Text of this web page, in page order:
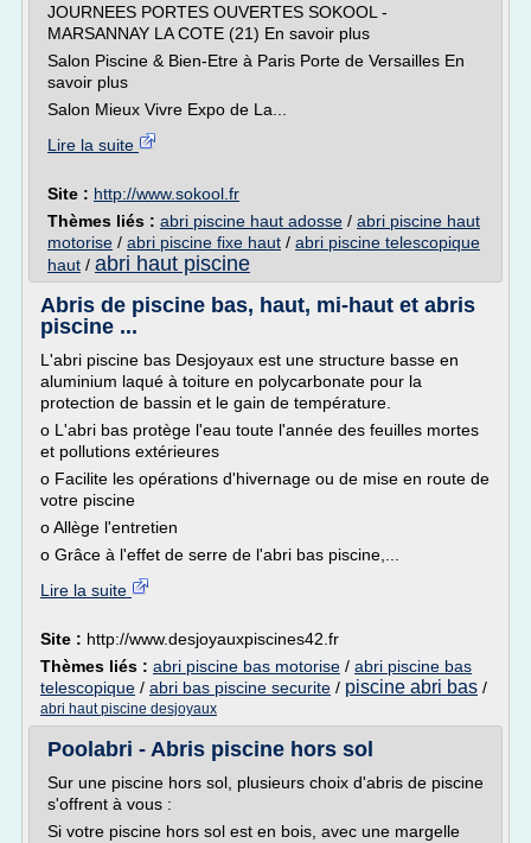
JOURNEES PORTES OUVERTES SOKOOL -
MARSANNAY LA COTE (21) En savoir plus
Salon Piscine & Bien-Etre à Paris Porte de Versailles En
savoir plus
Salon Mieux Vivre Expo de La...
Lire la suite
Site : http://www.sokool.fr
Thèmes liés : abri piscine haut adosse / abri piscine haut
motorise / abri piscine fixe haut / abri piscine telescopique
haut / abri haut piscine
Abris de piscine bas, haut, mi-haut et abris
piscine ...
L'abri piscine bas Desjoyaux est une structure basse en
aluminium laqué à toiture en polycarbonate pour la
protection de bassin et le gain de température.
o L'abri bas protège l'eau toute l'année des feuilles mortes
et pollutions extérieures
o Facilite les opérations d'hivernage ou de mise en route de
votre piscine
o Allège l'entretien
o Grâce à l'effet de serre de l'abri bas piscine,...
Lire la suite
Site : http://www.desjoyauxpiscines42.fr
Thèmes liés : abri piscine bas motorise / abri piscine bas
telescopique / abri bas piscine securite / piscine abri bas /
abri haut piscine desjoyaux
Poolabri - Abris piscine hors sol
Sur une piscine hors sol, plusieurs choix d'abris de piscine
s'offrent à vous :
Si votre piscine hors sol est en bois, avec une margelle